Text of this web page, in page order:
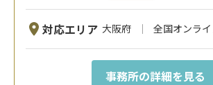
対応エリア 大阪府 全国オンラ
事務所の詳細を見る